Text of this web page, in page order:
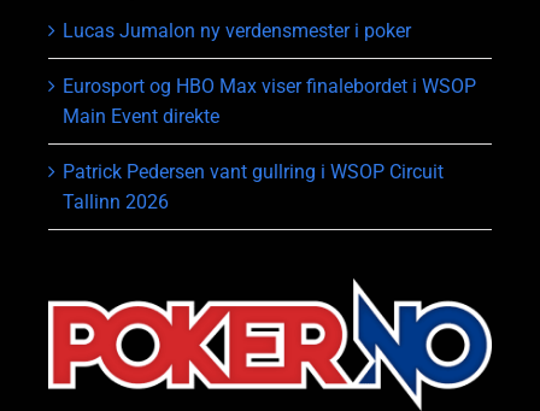
Lucas Jumalon ny verdensmester i poker
Eurosport og HBO Max viser finalebordet i WSOP
Main Event direkte
Patrick Pedersen vant gullring i WSOP Circuit
Tallinn 2026